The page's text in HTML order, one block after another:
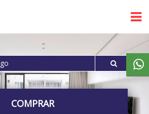
COMPRAR